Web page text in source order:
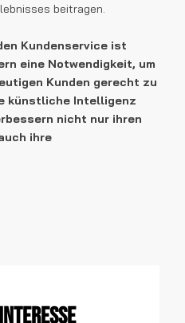
beitragen.
Kundenservice ist
eine Notwendigkeit, um
Kunden gerecht zu
künstliche Intelligenz
nicht nur ihren
ihre